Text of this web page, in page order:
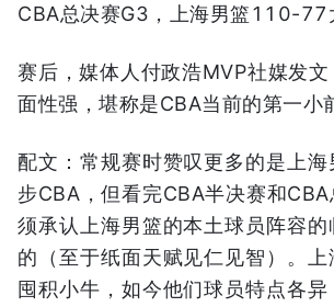
CBA总决赛G3，上海男篮110-77
赛后，媒体人付政浩MVP社媒发
面性强，堪称是CBA当前的第一小
配文：常规赛时赞叹更多的是上海
步CBA，但看完CBA半决赛和
须承认上海男篮的本土球员阵容的
的（至于纸面天赋见仁见智）。
囤积小牛，如今他们球员特点各